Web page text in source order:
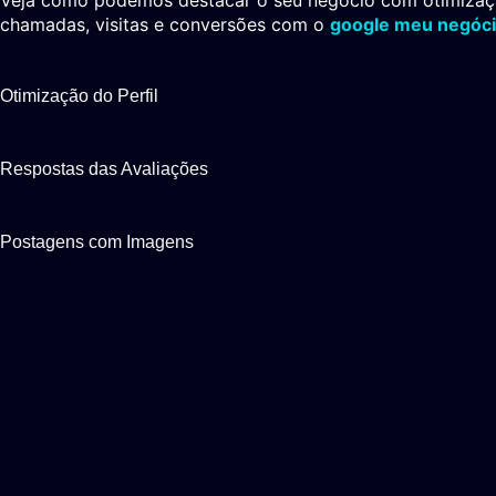
chamadas, visitas e conversões com o google meu
Otimização do Perfil
Respostas das Avaliações
Postagens com Imagens